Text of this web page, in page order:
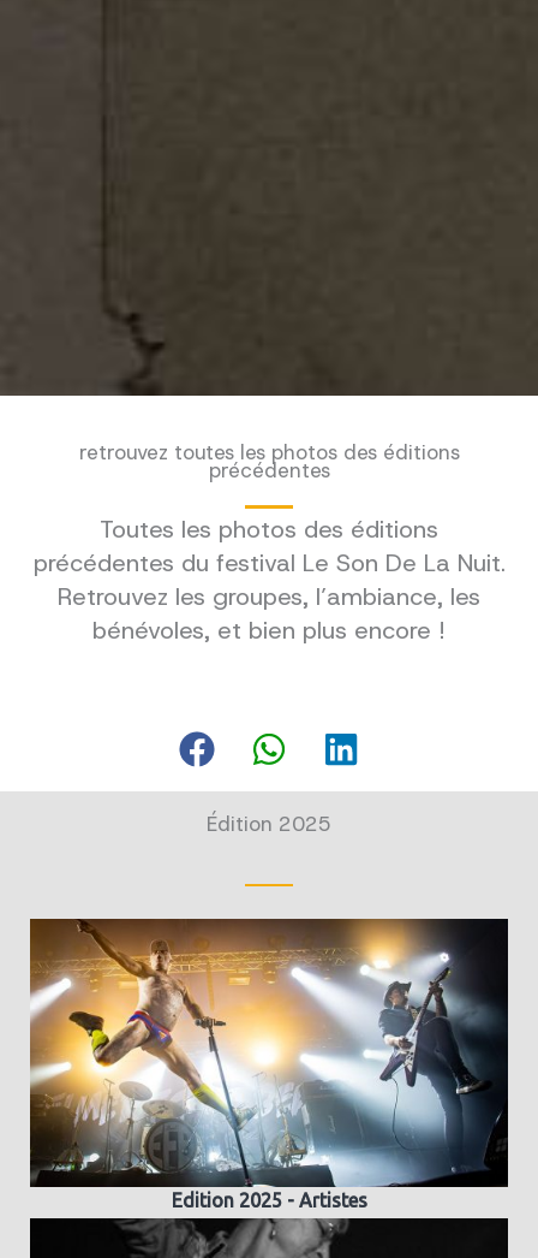
retrouvez toutes les photos des éditions
précédentes
Toutes les photos des éditions
précédentes du festival Le Son De La Nuit.
Retrouvez les groupes, l’ambiance, les
bénévoles, et bien plus encore !
Édition 2025
Edition 2025 - Artistes